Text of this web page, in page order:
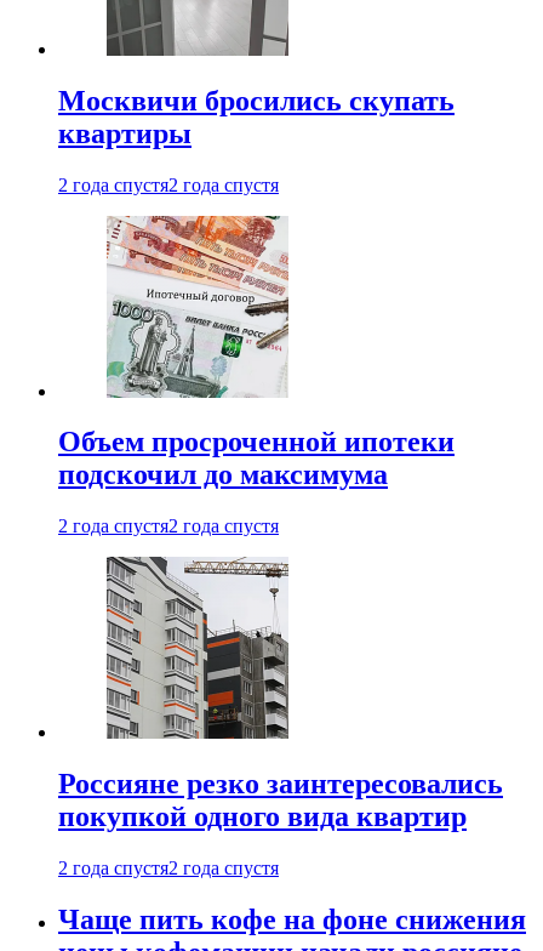
Москвичи бросились скупать
квартиры
2 года спустя2 года спустя
Объем просроченной ипотеки
подскочил до максимума
2 года спустя2 года спустя
Россияне резко заинтересовались
покупкой одного вида квартир
2 года спустя2 года спустя
Чаще пить кофе на фоне снижения